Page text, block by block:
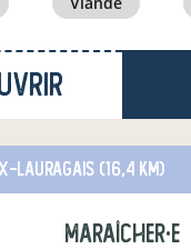
Lauragais (16,4 km)
maraîcher·e